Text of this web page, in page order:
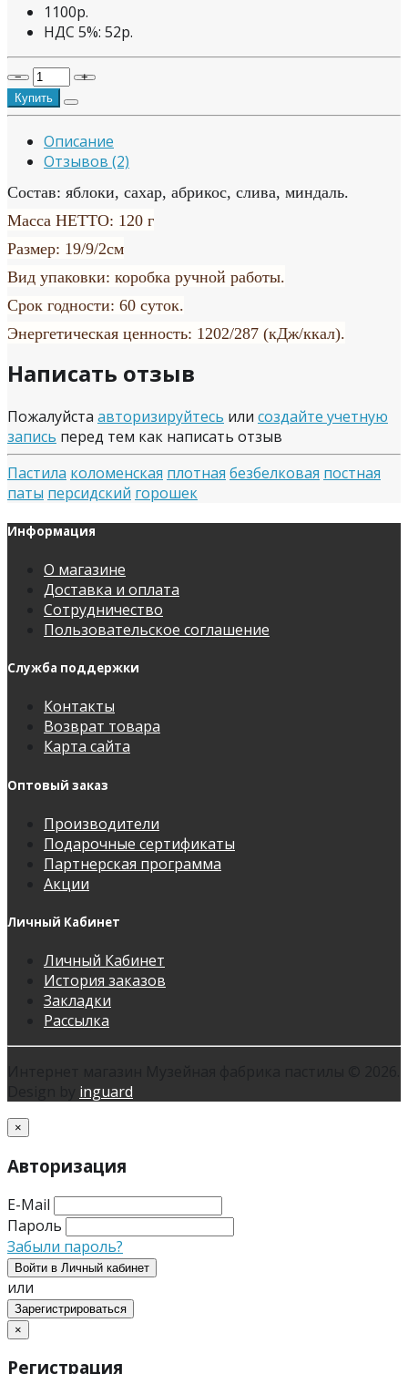
1100р.
НДС 5%: 52р.
−
+
Купить
Описание
Отзывов (2)
Состав: яблоки, сахар, абрикос, слива, миндаль.
Масса НЕТТО: 120 г
Размер: 19/9/2см
Вид упаковки: коробка ручной работы.
Срок годности: 60 суток.
Энергетическая ценность: 1202/287 (кДж/ккал).
Написать отзыв
Пожалуйста авторизируйтесь или создайте учетную
запись перед тем как написать отзыв
Пастила коломенская плотная безбелковая постная
паты персидский горошек
Информация
О магазине
Доставка и оплата
Сотрудничество
Пользовательское соглашение
Служба поддержки
Контакты
Возврат товара
Карта сайта
Оптовый заказ
Производители
Подарочные сертификаты
Партнерская программа
Акции
Личный Кабинет
Личный Кабинет
История заказов
Закладки
Рассылка
inguard
×
Авторизация
E-Mail
Пароль
Забыли пароль?
Войти в Личный кабинет
или
Зарегистрироваться
×
Регистрация